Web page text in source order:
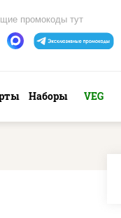
промокоды тут
Наборы VEG